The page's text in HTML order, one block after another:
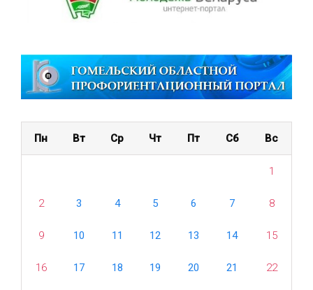
Пн Вт Ср Чт Пт Сб Вс
1
2 3 4 5 6 7 8
9 10 11 12 13 14 15
16 17 18 19 20 21 22